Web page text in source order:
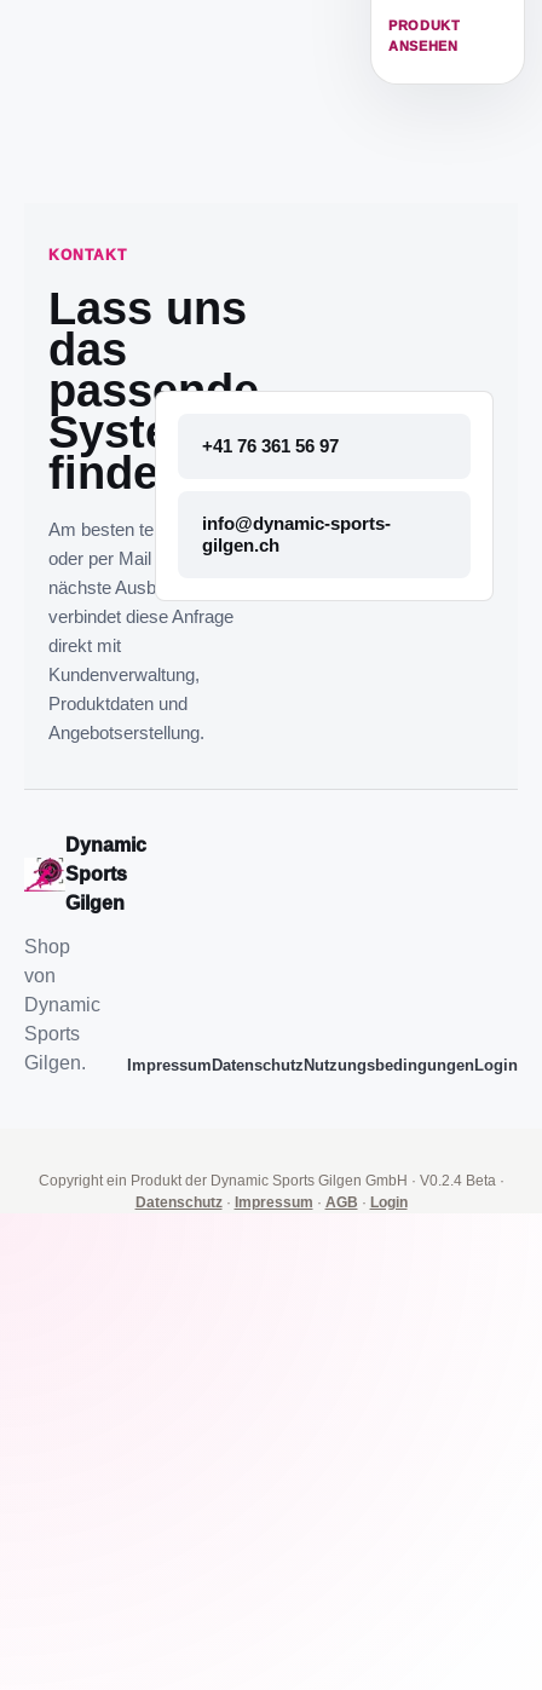
PRODUKT
ANSEHEN
KONTAKT
Lass uns
das
passende
System
finden.
Am besten telefonisch
oder per Mail melden. Die
nächste Ausbaustufe
verbindet diese Anfrage
direkt mit
Kundenverwaltung,
Produktdaten und
Angebotserstellung.
+41 76 361 56 97
info@dynamic-sports-
gilgen.ch
Dynamic
Sports
Gilgen
Shop
von
Dynamic
Sports
Gilgen.
Impressum Datenschutz NutzungsbedingungenLogin
Copyright ein Produkt der Dynamic Sports Gilgen GmbH · V0.2.4 Beta·
Datenschutz· Impressum · AGB · Login